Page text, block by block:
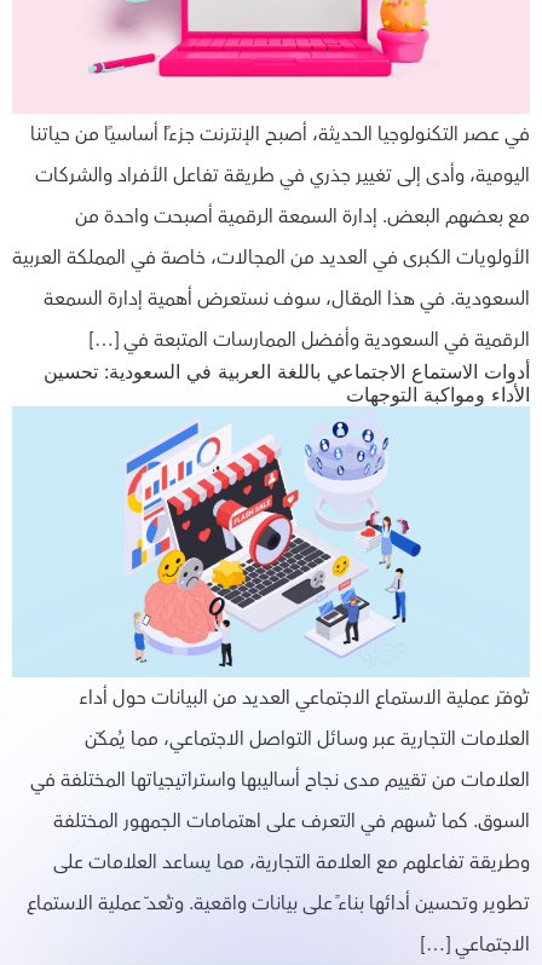
في عصر التكنولوجيا الحديثة، أصبح الإنترنت جزءًا أساسيًا من حياتنا
اليومية، وأدى إلى تغيير جذري في طريقة تفاعل الأفراد والشركات
مع بعضهم البعض. إدارة السمعة الرقمية أصبحت واحدة من
الأولويات الكبرى في العديد من المجالات، خاصة في المملكة العربية
السعودية. في هذا المقال، سوف نستعرض أهمية إدارة السمعة
الرقمية في السعودية وأفضل الممارسات المتبعة في […]
أدوات الاستماع الاجتماعي باللغة العربية في السعودية: تحسين
الأداء ومواكبة التوجهات
تُوفّر عملية الاستماع الاجتماعي العديد من البيانات حول أداء
العلامات التجارية عبر وسائل التواصل الاجتماعي، مما يُمكّن
العلامات من تقييم مدى نجاح أساليبها واستراتيجياتها المختلفة في
السوق. كما تُسهم في التعرف على اهتمامات الجمهور المختلفة
وطريقة تفاعلهم مع العلامة التجارية، مما يساعد العلامات على
تطوير وتحسين أدائها بناءً على بيانات واقعية. وتُعدّ عملية الاستماع
الاجتماعي […]